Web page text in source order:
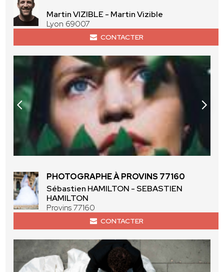
Martin VIZIBLE - Martin Vizible
Lyon 69007
CONTACTER
PHOTOGRAPHE À PROVINS 77160
Sébastien HAMILTON - SEBASTIEN
HAMILTON
Provins 77160
CONTACTER